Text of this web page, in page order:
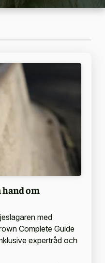
om
med
Complete Guide
expertråd och